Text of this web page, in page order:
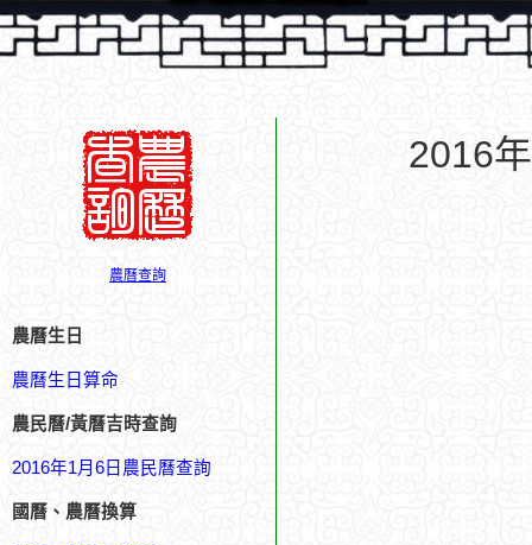
農曆查詢
農曆生日
農曆生日算命
農民曆/黃曆吉時查詢
2016年1月6日農民曆查詢
國曆、農曆換算
2016